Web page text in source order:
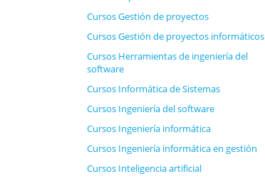
Cursos Gestión de proyectos
Cursos Gestión de proyectos informáticos
Cursos Herramientas de ingeniería del
software
Cursos Informática de Sistemas
Cursos Ingeniería del software
Cursos Ingeniería informática
Cursos Ingeniería informática en gestión
Cursos Inteligencia artificial